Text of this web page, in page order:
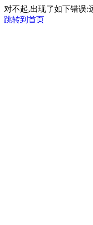
对不起,出现了如下错误:
跳转到首页